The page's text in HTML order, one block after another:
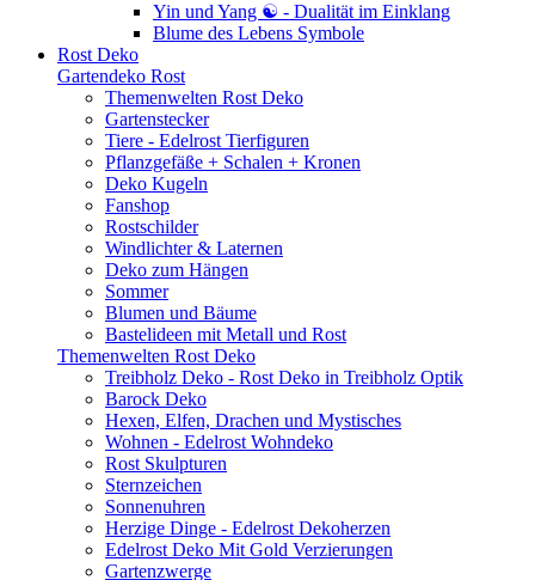
Yin und Yang ☯ - Dualität im Einklang
Blume des Lebens Symbole
Rost Deko
Gartendeko Rost
Themenwelten Rost Deko
Gartenstecker
Tiere - Edelrost Tierfiguren
Pflanzgefäße + Schalen + Kronen
Deko Kugeln
Fanshop
Rostschilder
Windlichter & Laternen
Deko zum Hängen
Sommer
Blumen und Bäume
Bastelideen mit Metall und Rost
Themenwelten Rost Deko
Treibholz Deko - Rost Deko in Treibholz Optik
Barock Deko
Hexen, Elfen, Drachen und Mystisches
Wohnen - Edelrost Wohndeko
Rost Skulpturen
Sternzeichen
Sonnenuhren
Herzige Dinge - Edelrost Dekoherzen
Edelrost Deko Mit Gold Verzierungen
Gartenzwerge